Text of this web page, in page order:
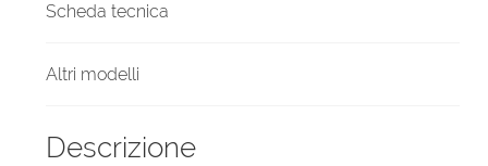
Scheda tecnica
Altri modelli
Descrizione